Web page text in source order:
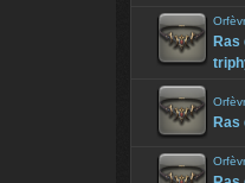
Ras
Ras